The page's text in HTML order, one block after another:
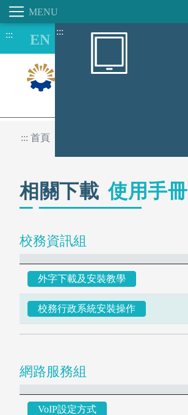
:::
跳
主
要
內
:::
::: 首頁
相關下載 使用手冊
校務資訊組
外字下載及安裝教學
校務行政系統安裝操作
網路服務組
VoIP設定方式